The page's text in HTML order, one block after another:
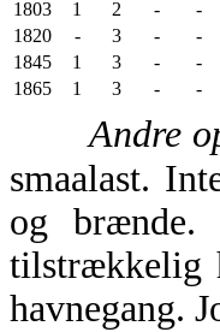
1803
1 2 - -
1820
- 3 - -
1845
1 3 - -
1865
1 3 - -
Andre
smaalast.
og brænde.
tilstrækkelig
havnegang.